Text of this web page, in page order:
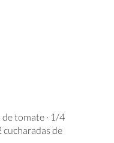
de tomate · 1/4
cucharadas de